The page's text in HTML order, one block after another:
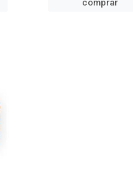
comprar